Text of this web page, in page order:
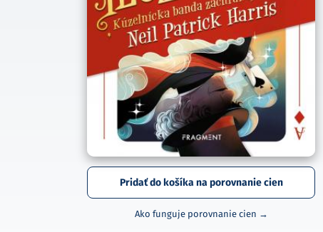
Pridať do košíka na porovnanie cien
Ako funguje porovnanie cien →